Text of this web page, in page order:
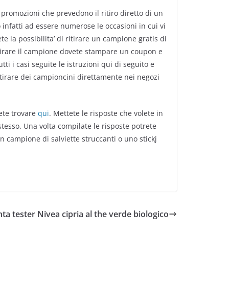
che prevedono il ritiro diretto di un
ad essere numerose le occasioni in cui vi
la possibilita’ di ritirare un campione gratis di
il campione dovete stampare un coupon e
i casi seguite le istruzioni qui di seguito e
dei campioncini direttamente nei negozi
trovare qui. Mettete le risposte che volete in
Una volta compilate le risposte potrete
campione di salviette struccanti o uno stickj
tester Nivea cipria al the verde biologico